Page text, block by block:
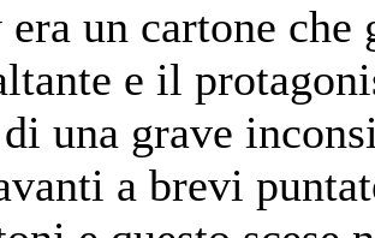
un cartone che
e il
una grave
a brevi